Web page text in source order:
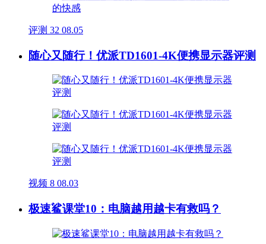
评测 32 08.05
随心又随行！优派TD1601-4K便携显示器评测
视频 8 08.03
极速鲨课堂10：电脑越用越卡有救吗？